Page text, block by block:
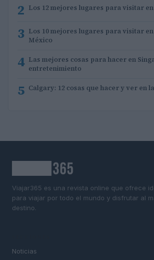
2 Los 12 mejores lugares para visitar en
3 Los 10 mejores lugares para visitar
México
4 Las mejores cosas para hacer en
entretenimiento
5 Calgary: 12 cosas que hacer y ver en
Viajar365 es una revista online que ofrece
para viajar por todo el mundo y disfrutar al
destino.
Noticias